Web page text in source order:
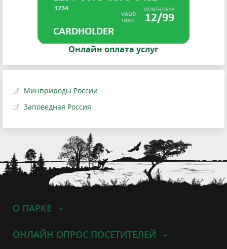
Онлайн оплата услуг
Минприроды России
Заповедная Россия
О ПАРКЕ
ОНЛАЙН ОПРОС ПОСЕТИТЕЛЕЙ